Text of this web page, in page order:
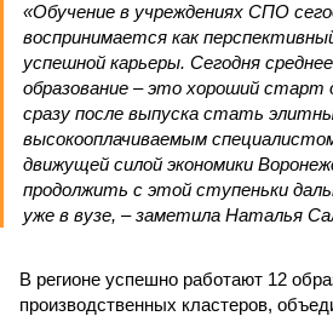
«Обучение в учреждениях СПО
воспринимается как
успешной карьеры. Сегодня
образование – это хороший
сразу после выпуска стать
высокооплачиваемым
движущей силой экономики
продолжить с этой ступеньки
уже в вузе, – заметила Наталья
В регионе успешно работают 12
производственных кластеров,